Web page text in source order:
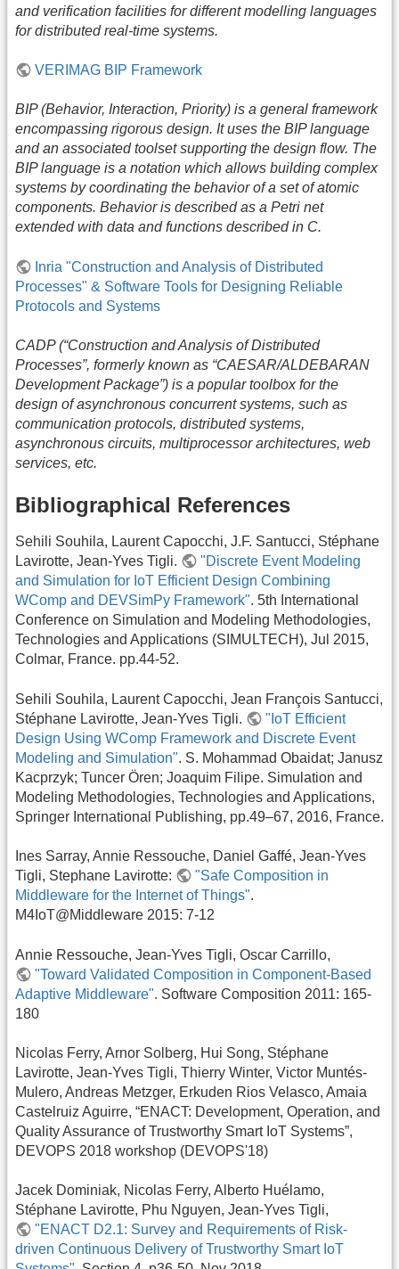
and verification facilities for different modelling languages
for distributed real-time systems.
VERIMAG BIP Framework
BIP (Behavior, Interaction, Priority) is a general framework
encompassing rigorous design. It uses the BIP language
and an associated toolset supporting the design flow. The
BIP language is a notation which allows building complex
systems by coordinating the behavior of a set of atomic
components. Behavior is described as a Petri net
extended with data and functions described in C.
Inria "Construction and Analysis of Distributed
Processes" & Software Tools for Designing Reliable
Protocols and Systems
CADP (“Construction and Analysis of Distributed
Processes”, formerly known as “CAESAR/ALDEBARAN
Development Package”) is a popular toolbox for the
design of asynchronous concurrent systems, such as
communication protocols, distributed systems,
asynchronous circuits, multiprocessor architectures, web
services, etc.
Bibliographical References
Sehili Souhila, Laurent Capocchi, J.F. Santucci, Stéphane
Lavirotte, Jean-Yves Tigli.
"Discrete Event Modeling
and Simulation for IoT Efficient Design Combining
WComp and DEVSimPy Framework". 5th International
Conference on Simulation and Modeling Methodologies,
Technologies and Applications (SIMULTECH), Jul 2015,
Colmar, France. pp.44-52.
Sehili Souhila, Laurent Capocchi, Jean François Santucci,
Stéphane Lavirotte, Jean-Yves Tigli.
"IoT Efficient
Design Using WComp Framework and Discrete Event
Modeling and Simulation". S. Mohammad Obaidat; Janusz
Kacprzyk; Tuncer Ören; Joaquim Filipe. Simulation and
Modeling Methodologies, Technologies and Applications,
Springer International Publishing, pp.49–67, 2016, France.
Ines Sarray, Annie Ressouche, Daniel Gaffé, Jean-Yves
Tigli, Stephane Lavirotte:
"Safe Composition in
Middleware for the Internet of Things".
M4IoT@Middleware 2015: 7-12
Annie Ressouche, Jean-Yves Tigli, Oscar Carrillo,
"Toward Validated Composition in Component-Based
Adaptive Middleware". Software Composition 2011: 165-
180
Nicolas Ferry, Arnor Solberg, Hui Song, Stéphane
Lavirotte, Jean-Yves Tigli, Thierry Winter, Victor Muntés-
Mulero, Andreas Metzger, Erkuden Rios Velasco, Amaia
Castelruiz Aguirre, “ENACT: Development, Operation, and
Quality Assurance of Trustworthy Smart IoT Systems”,
DEVOPS 2018 workshop (DEVOPS'18)
Jacek Dominiak, Nicolas Ferry, Alberto Huélamo,
Stéphane Lavirotte, Phu Nguyen, Jean-Yves Tigli,
"ENACT D2.1: Survey and Requirements of Risk-
driven Continuous Delivery of Trustworthy Smart IoT